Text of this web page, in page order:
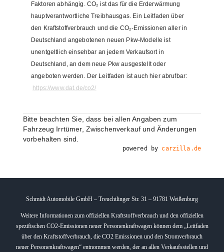
Faktoren abhängig. CO₂ ist das für die Erderwärmung
hauptverantwortliche Treibhausgas. Ein Leitfaden über
den Kraftstoffverbrauch und die CO₂-Emissionen aller in
Deutschland angebotenen neuen Pkw-Modelle ist
unentgeltlich einsehbar an jedem Verkaufsort in
Deutschland, an dem neue Pkw ausgestellt oder
angeboten werden. Der Leitfaden ist auch hier abrufbar:
https://www.dat.de/co2/
Bitte beachten Sie, dass bei allen Angaben zum
Fahrzeug Irrtümer, Zwischenverkauf und Änderungen
vorbehalten sind.
powered by carzilla.de
Schmidt Automobile GmbH – Treuchtlinger Str. 31 – 91781 Weißenburg
Weitere Informationen zum offiziellen Kraftstoffverbrauch und den offiziellen
spezifischen CO2-Emissionen neuer Personenkraftwagen können dem „Leitfaden
über den Kraftstoffverbrauch, die CO2 Emissionen und den Stromverbrauch
neuer Personenkraftwagen“ entnommen werden, der an allen Verkaufsstellen und